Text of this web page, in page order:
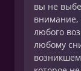
вы не
любого
любому